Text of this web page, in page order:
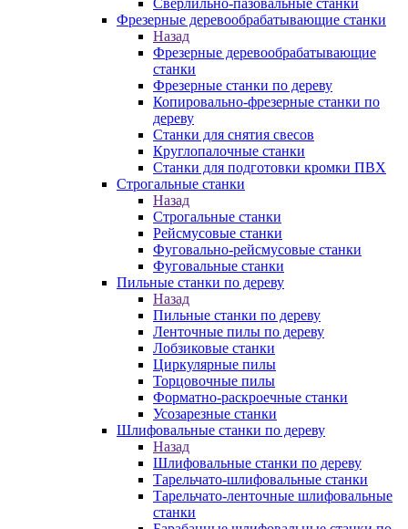
Сверлильно-пазовальные станки
Фрезерные деревообрабатывающие станки
Назад
Фрезерные деревообрабатывающие
станки
Фрезерные станки по дереву
Копировально-фрезерные станки по
дереву
Станки для снятия свесов
Круглопалочные станки
Станки для подготовки кромки ПВХ
Строгальные станки
Назад
Строгальные станки
Рейсмусовые станки
Фуговально-рейсмусовые станки
Фуговальные станки
Пильные станки по дереву
Назад
Пильные станки по дереву
Ленточные пилы по дереву
Лобзиковые станки
Циркулярные пилы
Торцовочные пилы
Форматно-раскроечные станки
Усозарезные станки
Шлифовальные станки по дереву
Назад
Шлифовальные станки по дереву
Тарельчато-шлифовальные станки
Тарельчато-ленточные шлифовальные
станки